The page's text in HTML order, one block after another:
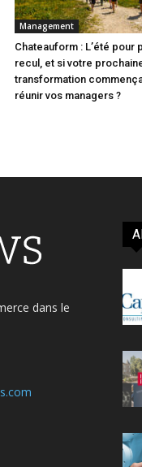
Management
Chateauform : L’été pour
recul, et si votre
transformation
réunir vos managers ?
dans le